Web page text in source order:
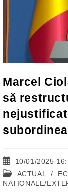
Marcel
să
Post
published:
10/01/2025
Post
category:
ACTUAL /
NATIONALE/